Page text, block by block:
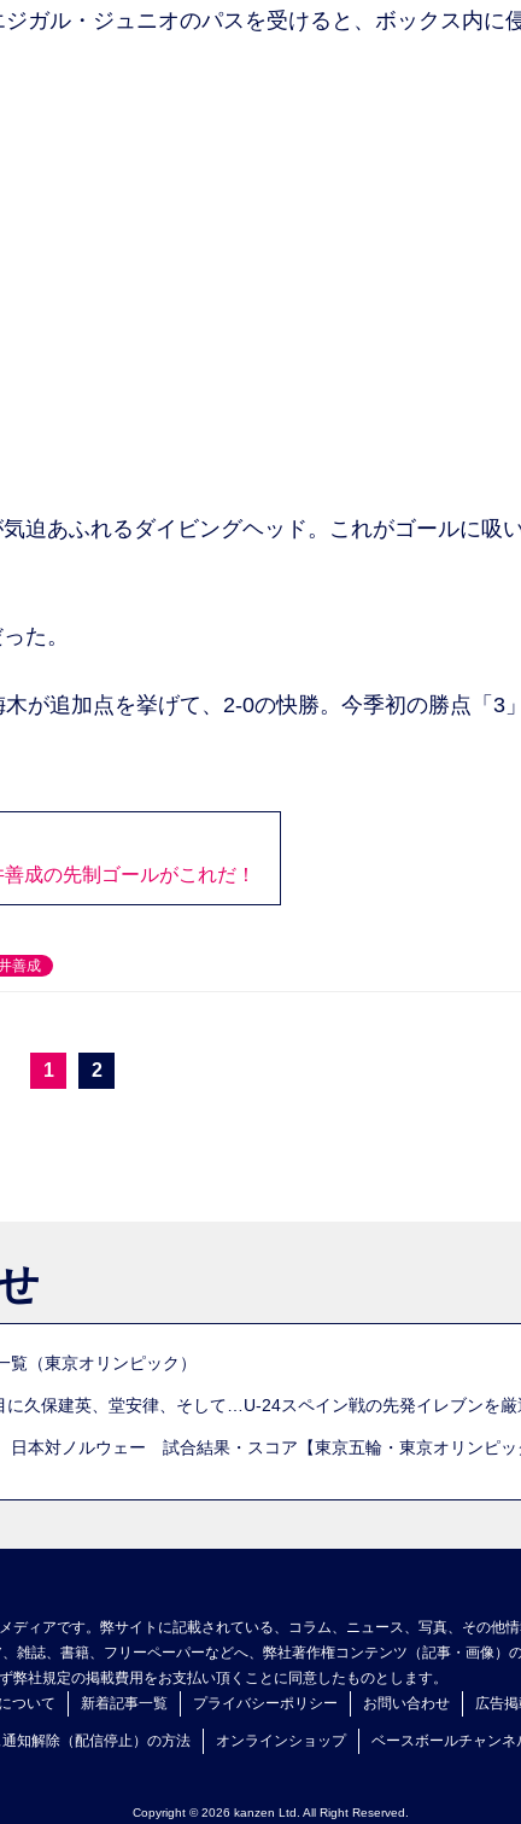
ガル・ジュニオのパスを受けると、ボックス内に侵
迫あふれるダイビングヘッド。これがゴールに吸
た。
が追加点を挙げて、2-0の快勝。今季初の勝点「3
善成の先制ゴールがこれだ！
善成
1 2
（東京オリンピック）
に久保建英、堂安律、そして…U-24スペイン戦の先発イレブンを厳
本対ノルウェー 試合結果・スコア【東京五輪・東京オリンピッ
ディアです。弊サイトに記載されている、コラム、ニュース、写真、その他
雑誌、書籍、フリーペーパーなどへ、弊社著作権コンテンツ（記事・画像）
社規定の掲載費用をお支払い頂くことに同意したものとします。
ついて 新着記事一覧 プライバシーポリシー お問い合わせ 広告
知解除（配信停止）の方法 オンラインショップ ベースボールチャンネ
Copyright © 2026 kanzen Ltd. All Right Reserved.